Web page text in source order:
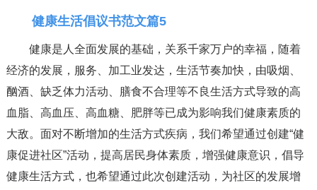
健康生活倡议书范文篇5
健康是人全面发展的基础，关系千家万户的幸福，随着
经济的发展，服务、加工业发达，生活节奏加快，由吸烟、
酗酒、缺乏体力活动、膳食不合理等不良生活方式导致的高
血脂、高血压、高血糖、肥胖等已成为影响我们健康素质的
大敌。面对不断增加的生活方式疾病，我们希望通过创建“健
康促进社区”活动，提高居民身体素质，增强健康意识，倡导
健康生活方式，也希望通过此次创建活动，为社区的发展增